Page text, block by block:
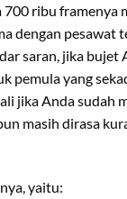
ribu framenya
dengan pesawat
saran, jika bujet
pemula yang
jika Anda sudah
masih dirasa
yaitu: